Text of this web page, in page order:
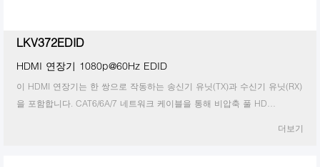
LKV372EDID
HDMI 연장기 1080p@60Hz EDID
이 HDMI 연장기는 한 쌍으로 작동하는 송신기 유닛(TX)과 수신기 유닛(RX)
을 포함합니다. CAT6/6A/7 네트워크 케이블을 통해 비압축 풀 HD
더보기